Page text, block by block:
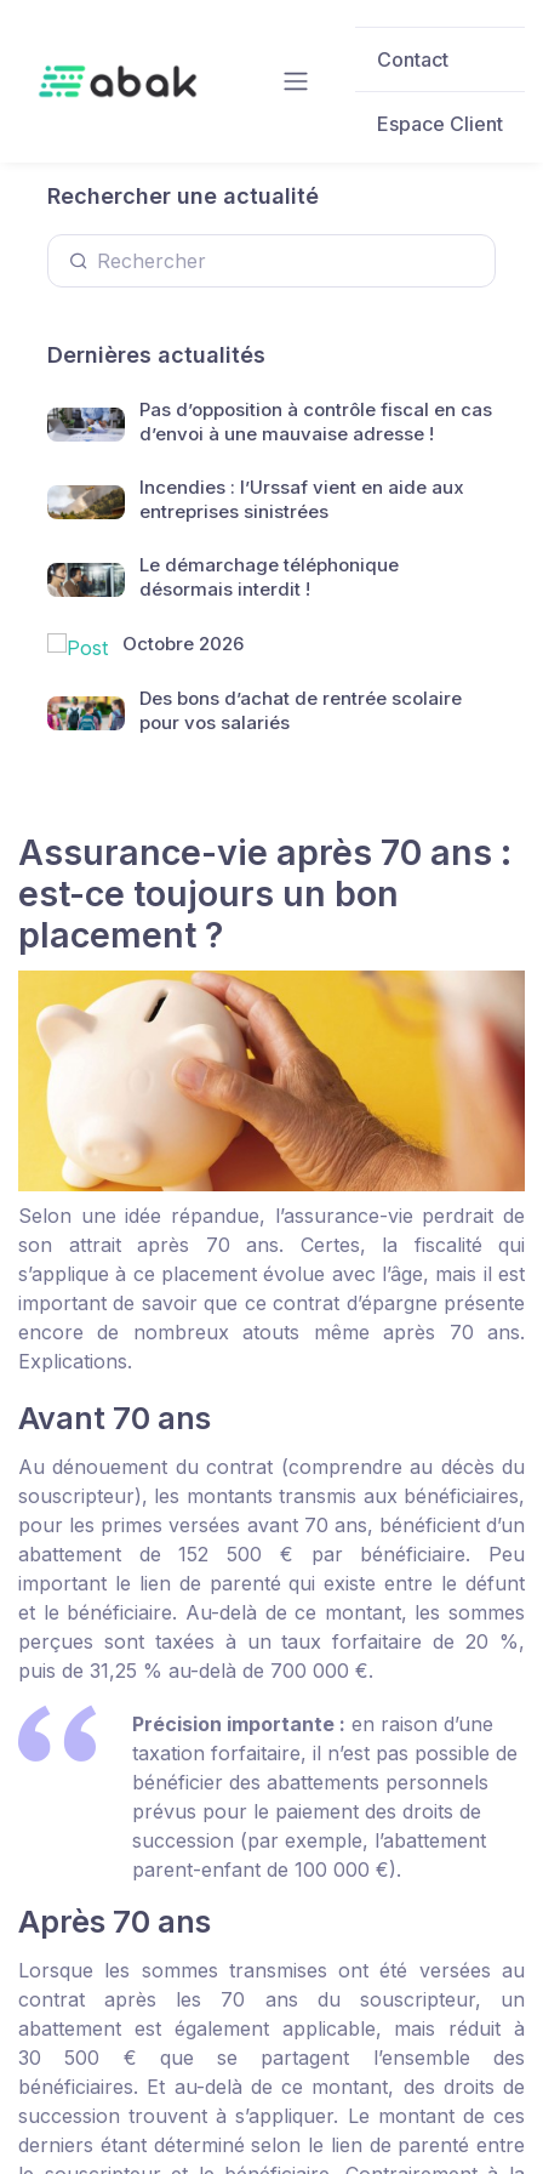
Contact
Espace Client
Rechercher une actualité
Dernières actualités
Pas d’opposition à contrôle fiscal en cas
d’envoi à une mauvaise adresse !
Incendies : l’Urssaf vient en aide aux
entreprises sinistrées
Le démarchage téléphonique
désormais interdit !
Octobre 2026
Des bons d’achat de rentrée scolaire
pour vos salariés
Assurance-vie après 70 ans :
est-ce toujours un bon
placement ?
Selon une idée répandue, l’assurance-vie perdrait de
son attrait après 70 ans. Certes, la fiscalité qui
s’applique à ce placement évolue avec l’âge, mais il est
important de savoir que ce contrat d’épargne présente
encore de nombreux atouts même après 70 ans.
Explications.
Avant 70 ans
Au dénouement du contrat (comprendre au décès du
souscripteur), les montants transmis aux bénéficiaires,
pour les primes versées avant 70 ans, bénéficient d’un
abattement de 152 500 € par bénéficiaire. Peu
important le lien de parenté qui existe entre le défunt
et le bénéficiaire. Au-delà de ce montant, les sommes
perçues sont taxées à un taux forfaitaire de 20 %,
puis de 31,25 % au-delà de 700 000 €.
Précision importante : en raison d’une
taxation forfaitaire, il n’est pas possible de
bénéficier des abattements personnels
prévus pour le paiement des droits de
succession (par exemple, l’abattement
parent-enfant de 100 000 €).
Après 70 ans
Lorsque les sommes transmises ont été versées au
contrat après les 70 ans du souscripteur, un
abattement est également applicable, mais réduit à
30 500 € que se partagent l’ensemble des
bénéficiaires. Et au-delà de ce montant, des droits de
succession trouvent à s’appliquer. Le montant de ces
derniers étant déterminé selon le lien de parenté entre